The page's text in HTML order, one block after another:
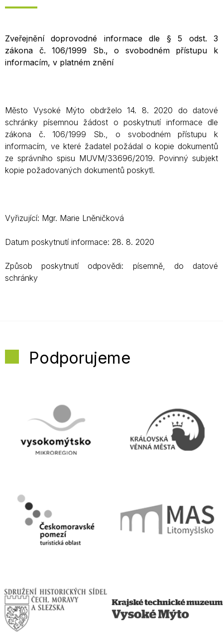
Zveřejnění doprovodné informace dle § 5 odst. 3
zákona č. 106/1999 Sb., o svobodném přístupu k
informacím, v platném znění
Město Vysoké Mýto obdrželo 14. 8. 2020 do datové
schránky písemnou žádost o poskytnutí informace dle
zákona č. 106/1999 Sb., o svobodném přístupu k
informacím, ve které žadatel požádal o kopie dokumentů
ze správního spisu MUVM/33696/2019. Povinný subjekt
kopie požadovaných dokumentů poskytl.
Vyřizující: Mgr. Marie Lněničková
Datum poskytnutí informace: 28. 8. 2020
Způsob poskytnutí odpovědi: písemně, do datové
schránky
Podporujeme